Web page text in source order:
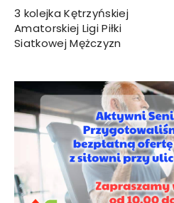
3 kolejka Kętrzyńskiej
Amatorskiej Ligi Piłki
Siatkowej Mężczyzn